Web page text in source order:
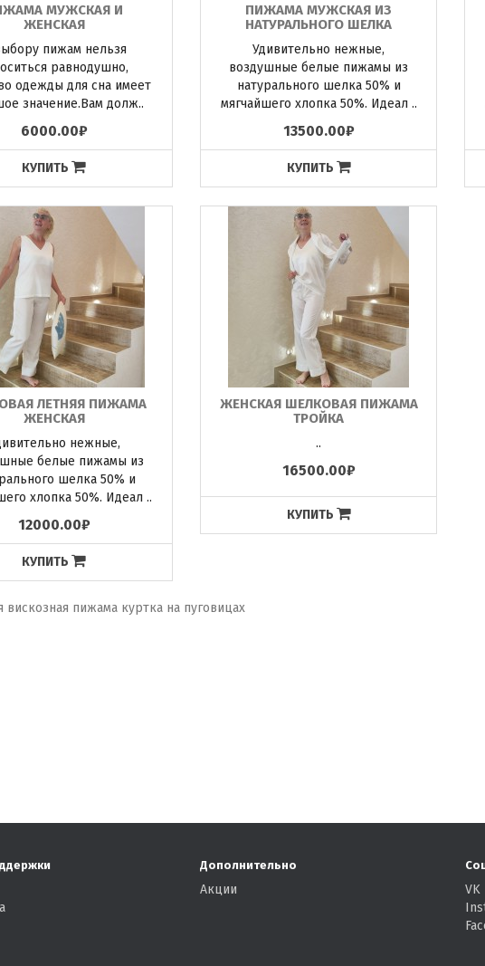
МУЖСКАЯ И
ЖЕНСКАЯ
пижам нельзя
равнодушно,
одежды для сна имеет
значение.Вам долж..
6000.00₽
КУПИТЬ
ПИЖАМА МУЖСКАЯ ИЗ
НАТУРАЛЬНОГО ШЕЛКА
Удивительно нежные,
воздушные белые пижамы из
натурального шелка 50% и
мягчайшего хлопка 50%. Идеал ..
13500.00₽
КУПИТЬ
ЛЕТНЯЯ ПИЖАМА
ЖЕНСКАЯ
нежные,
белые пижамы из
шелка 50% и
хлопка 50%. Идеал ..
12000.00₽
КУПИТЬ
ЖЕНСКАЯ ШЕЛКОВАЯ ПИЖАМА
ТРОЙКА
..
16500.00₽
КУПИТЬ
вискозная пижама куртка на пуговицах
Дополнительно
Акции
VK